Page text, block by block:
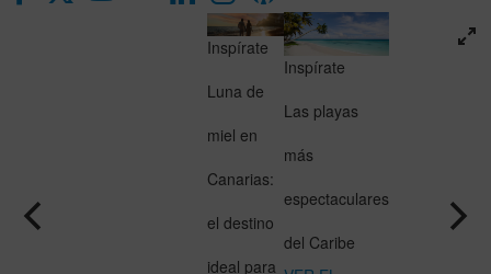
Inspírate
Las playas
más
espectaculares
del Caribe
Inspírate
Luna de
miel en
Canarias:
el destino
ideal para